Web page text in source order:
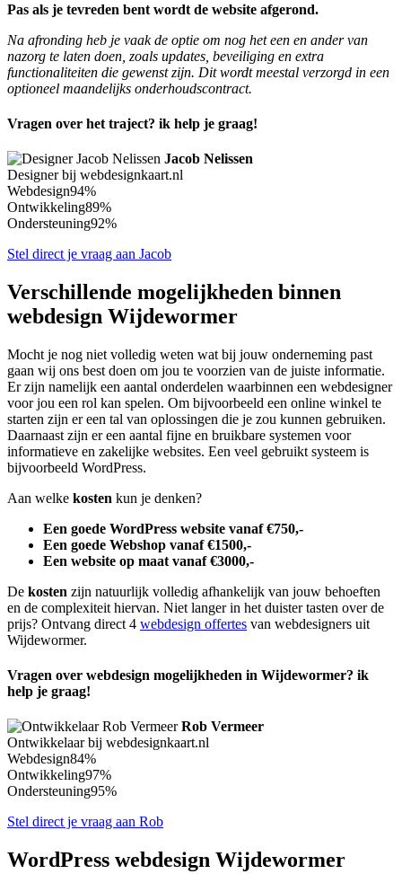
Pas als je tevreden bent wordt de website afgerond.
Na afronding heb je vaak de optie om nog het een en ander van
nazorg te laten doen, zoals updates, beveiliging en extra
functionaliteiten die gewenst zijn. Dit wordt meestal verzorgd in een
optioneel maandelijks onderhoudscontract.
Vragen over het traject? ik help je graag!
Jacob Nelissen
Designer bij webdesignkaart.nl
Webdesign94%
Ontwikkeling89%
Ondersteuning92%
Stel direct je vraag aan Jacob
Verschillende mogelijkheden binnen
webdesign Wijdewormer
Mocht je nog niet volledig weten wat bij jouw onderneming past
gaan wij ons best doen om jou te voorzien van de juiste informatie.
Er zijn namelijk een aantal onderdelen waarbinnen een webdesigner
voor jou een rol kan spelen. Om bijvoorbeeld een online winkel te
starten zijn er een tal van oplossingen die je zou kunnen gebruiken.
Daarnaast zijn er een aantal fijne en bruikbare systemen voor
informatieve en zakelijke websites. Een veel gebruikt systeem is
bijvoorbeeld WordPress.
Aan welke kosten kun je denken?
Een goede WordPress website vanaf €750,-
Een goede Webshop vanaf €1500,-
Een website op maat vanaf €3000,-
De kosten zijn natuurlijk volledig afhankelijk van jouw behoeften
en de complexiteit hiervan. Niet langer in het duister tasten over de
prijs? Ontvang direct 4 webdesign offertes van webdesigners uit
Wijdewormer.
Vragen over webdesign mogelijkheden in Wijdewormer? ik
help je graag!
Rob Vermeer
Ontwikkelaar bij webdesignkaart.nl
Webdesign84%
Ontwikkeling97%
Ondersteuning95%
Stel direct je vraag aan Rob
WordPress webdesign Wijdewormer